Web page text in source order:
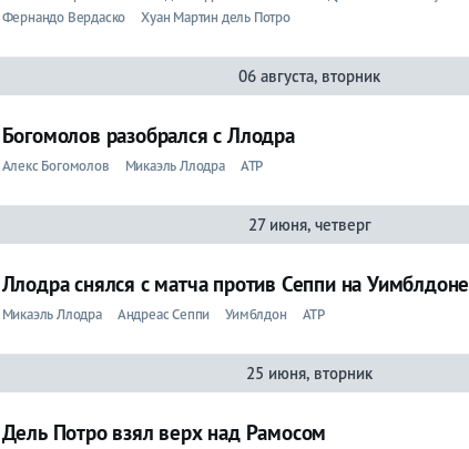
Фернандо Вердаско
Хуан Мартин дель Потро
06 августа, вторник
Богомолов разобрался с Ллодра
Алекс Богомолов Микаэль Ллодра ATP
27 июня, четверг
Ллодра снялся с матча против Сеппи на Уимблдоне
Микаэль Ллодра Андреас Сеппи Уимблдон ATP
25 июня, вторник
Дель Потро взял верх над Рамосом